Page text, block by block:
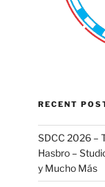
RECENT
SDCC 2026 –
Hasbro –
y Mucho Más